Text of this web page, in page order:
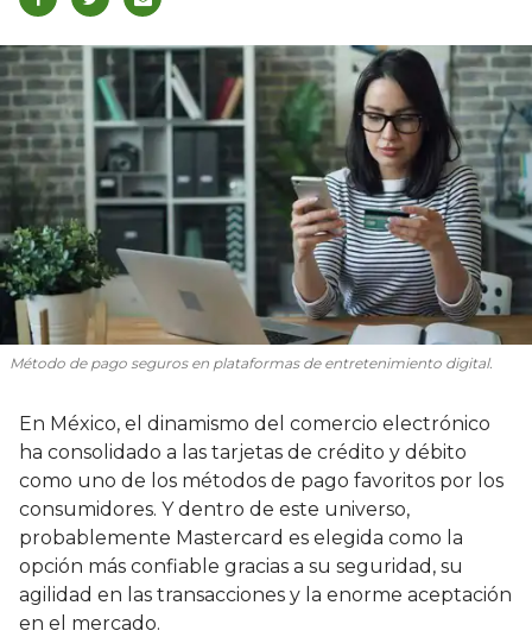
Método de pago seguros en plataformas de entretenimiento digital.
En México, el dinamismo del comercio electrónico
ha consolidado a las tarjetas de crédito y débito
como uno de los métodos de pago favoritos por los
consumidores. Y dentro de este universo,
probablemente Mastercard es elegida como la
opción más confiable gracias a su seguridad, su
agilidad en las transacciones y la enorme aceptación
en el mercado.